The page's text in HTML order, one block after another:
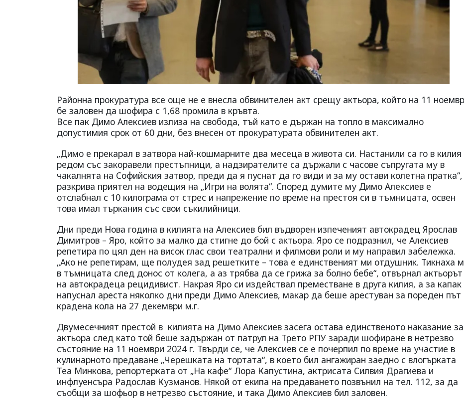
Районна прокуратура все още не е внесла обвинителен акт срещу актьора, който на 11
бе заловен да шофира с 1,68 промила в кръвта.
Все пак Димо Алексиев излиза на свобода, тъй като е държан на топло в максимално
допустимия срок от 60 дни, без внесен от прокуратурата обвинителен акт.
„Димо е прекарал в затвора най-кошмарните два месеца в живота си. Настанили са го в килия
редом със закоравели престъпници, а надзирателите са държали с часове съпругата му в
чакалнята на Софийския затвор, преди да я пуснат да го види и за му остави колетна пратка“,
разкрива приятел на водещия на „Игри на волята“. Според думите му Димо Алексиев е
отслабнал с 10 килограма от стрес и напрежение по време на престоя си в тъмницата, освен
това имал търкания със свои съкилийници.
Дни преди Нова година в килията на Алексиев бил въдворен изпеченият автокрадец Ярослав
Димитров – Яро, който за малко да стигне до бой с актьора. Яро се подразнил, че Алексиев
репетира по цял ден на висок глас свои театрални и филмови роли и му направил забележка.
„Ако не репетирам, ще полудея зад решетките – това е единственият ми отдушник. Тикнаха
в тъмницата след донос от колега, а аз трябва да се грижа за болно бебе“, отвърнал актьорът
на автокрадеца рецидивист. Накрая Яро си издействал преместване в друга килия, а за капак
напуснал ареста няколко дни преди Димо Алексиев, макар да беше арестуван за пореден път
крадена кола на 27 декември м.г.
Двумесечният престой в килията на Димо Алексиев засега остава единственото наказание за
актьора след като той беше задържан от патрул на Трето РПУ заради шофиране в нетрезво
състояние на 11 ноември 2024 г. Твърди се, че Алексиев се е почерпил по време на участие в
кулинарното предаване „Черешката на тортата“, в което бил ангажиран заедно с влогърката
Теа Минкова, репортерката от „На кафе“ Лора Капустина, актрисата Силвия Драгиева и
инфлуенсъра Радослав Кузманов. Някой от екипа на предаването позвънил на тел. 112, за да
съобщи за шофьор в нетрезво състояние, и така Димо Алексиев бил заловен.